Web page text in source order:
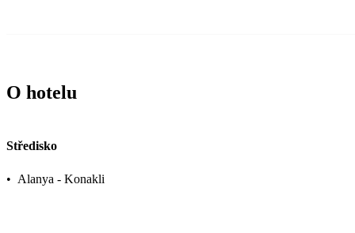
O hotelu
Středisko
• Alanya - Konakli